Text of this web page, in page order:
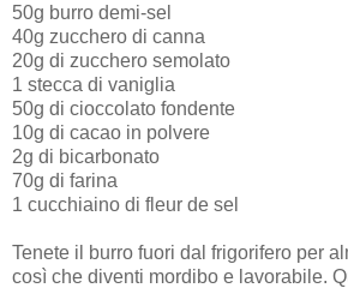
50g burro demi-sel
40g zucchero di canna
20g di zucchero semolato
1 stecca di vaniglia
50g di cioccolato fondente
10g di cacao in polvere
2g di bicarbonato
70g di farina
1 cucchiaino di fleur de sel
Tenete il burro fuori dal frigorifero per
così che diventi mordibo e lavorabile.